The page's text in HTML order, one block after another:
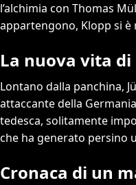
l’alchimia con Thomas
appartengono, Klopp si
La nuova vita
Lontano dalla panchina,
attaccante della Germania
tedesca, solitamente
che ha generato persino
Cronaca di un